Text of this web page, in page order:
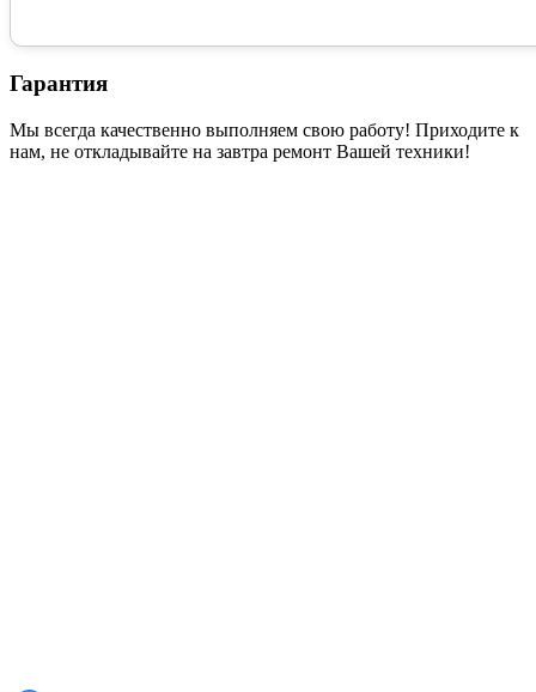
Гарантия
Мы всегда качественно выполняем свою работу! Приходите к
нам, не откладывайте на завтра ремонт Вашей техники!